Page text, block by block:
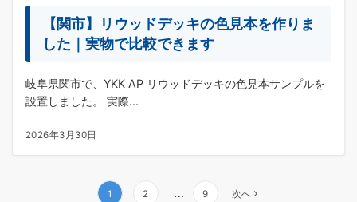
【関市】リウッドデッキの色見本を作りま
した｜実物で比較できます
岐阜県関市で、YKK AP リウッドデッキの色見本サンプルを
設置しました。 実際...
2026年3月30日
1 2 … 9 次へ